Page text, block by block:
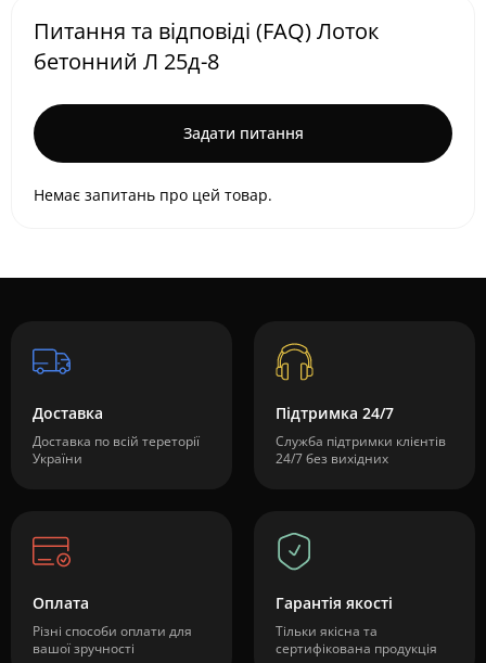
Питання та відповіді (FAQ) Лоток
бетонний Л 25д-8
Задати питання
Немає запитань про цей товар.
Доставка
Доставка по всій тереторії
України
Підтримка 24/7
Служба підтримки клієнтів
24/7 без вихідних
Оплата
Різні способи оплати для
вашої зручності
Гарантія якості
Тільки якісна та
сертифікована продукція